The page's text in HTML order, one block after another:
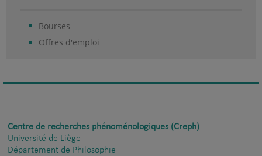
Bourses
Offres d'emploi
Centre de recherches phénoménologiques (Creph)
Université de Liège
Département de Philosophie